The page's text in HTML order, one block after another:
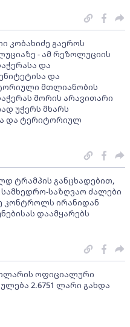
კობახიძე გაეროს
- ამ რეზოლუციის
და
და
მთლიანობის
შორის არავითარი
უჭერს მხარს
და ტერიტორიულ
ტრამპის განცხადებით,
სამხედრო-საზღვაო ძალები
კონტროლს ირანიდან
დაამყარებს
ოფიციალური
2.6751 ლარი გახდა